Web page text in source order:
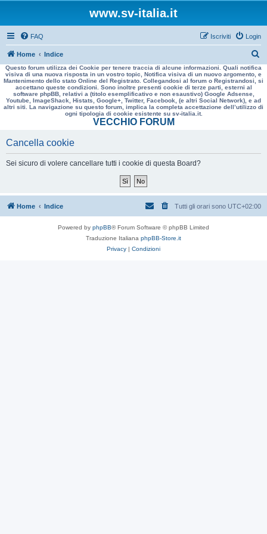
www.sv-italia.it
FAQ Login
Iscriviti
Home Indice
e
r
a
Questo forum utilizza dei Cookie per tenere traccia di alcune informazioni. Quali notifica
visiva di una nuova risposta in un vostro topic, Notifica visiva di un nuovo argomento, e
Mantenimento dello stato Online del Registrato. Collegandosi al forum o Registrandosi, si
accettano queste condizioni. Sono inoltre presenti cookie di terze parti, esterni al
software phpBB, relativi a (titolo esemplificativo e non esaustivo) Google Adsense,
Youtube, ImageShack, Histats, Google+, Twitter, Facebook, (e altri Social Network), e ad
altri siti. La navigazione su questo forum, implica la completa accettazione dell’utilizzo di
ogni tipologia di cookie esistente su sv-italia.it.
VECCHIO FORUM
Cancella cookie
Sei sicuro di volere cancellare tutti i cookie di questa Board?
Home Indice Tutti gli orari sono UTC+02:00
Powered by phpBB® Forum Software © phpBB Limited
Traduzione Italiana phpBB-Store.it
Privacy | Condizioni